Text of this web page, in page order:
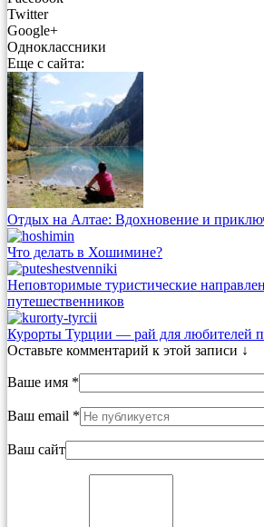
Twitter
Google+
Одноклассники
Еще с сайта:
Отдых на Алтае: Вдохновение и
Что делать в Хошимине?
Неповторимые туристические
путешественников
Курорты Турции — рай для любителей
Оставьте комментарий к этой записи ↓
Ваше имя *
Ваш email *
Ваш сайт